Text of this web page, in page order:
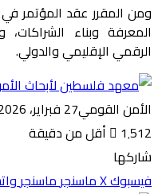
المعرفة وبناء
الرقمي الإقليمي والدولي.
الأمن القومي27 فبراير، 2026
1٬512
أقل من دقيقة
شاركها
فيسبوك‫Xماسنجرماسنجر